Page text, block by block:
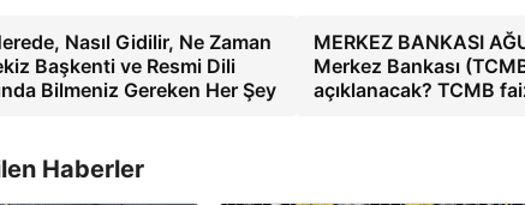
Nasıl Gidilir, Ne Zaman
Başkenti ve Resmi Dili
Bilmeniz Gereken Her Şey
MERKEZ BANKASI
Merkez Bankası
açıklanacak? TCMB
Haberler